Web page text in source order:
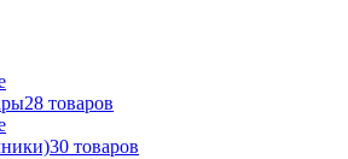
28 товаров
30 товаров